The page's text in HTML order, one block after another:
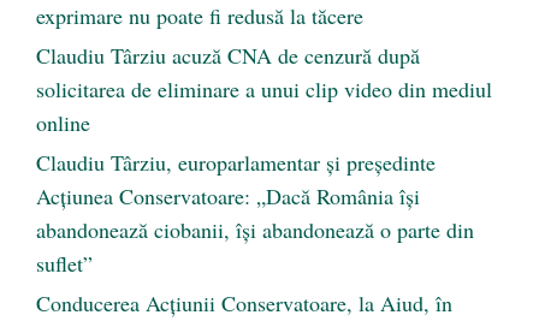
exprimare nu poate fi redusă la tăcere
Claudiu Târziu acuză CNA de cenzură după
solicitarea de eliminare a unui clip video din mediul
online
Claudiu Târziu, europarlamentar și președinte
Acțiunea Conservatoare: „Dacă România își
abandonează ciobanii, își abandonează o parte din
suflet”
Conducerea Acțiunii Conservatoare, la Aiud, în